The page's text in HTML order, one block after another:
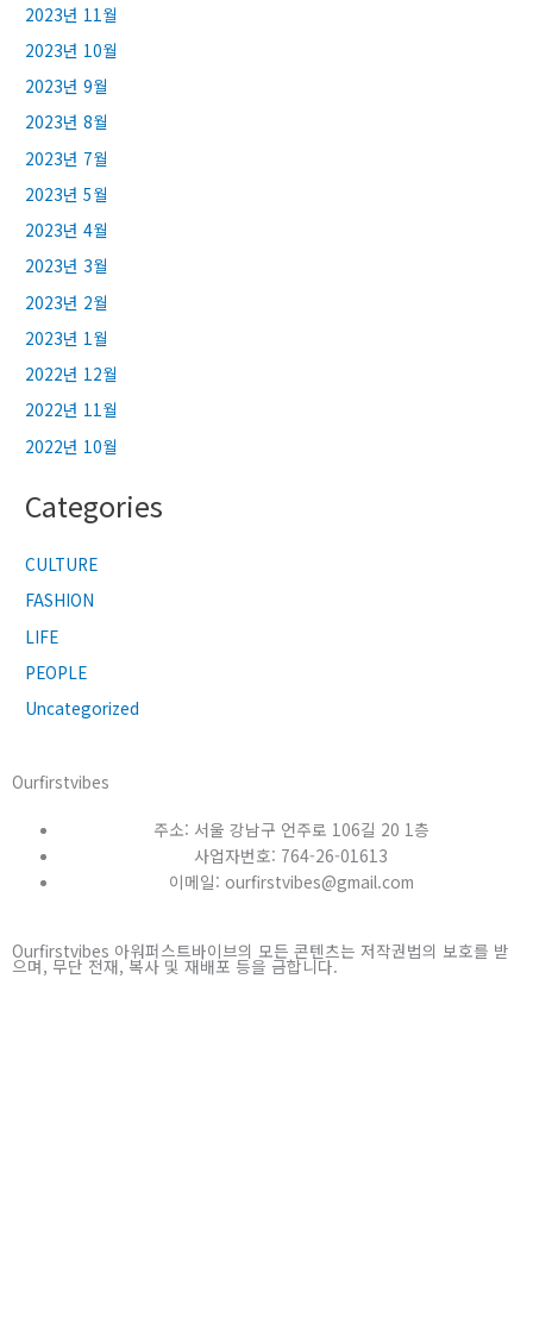
2023년 11월
2023년 10월
2023년 9월
2023년 8월
2023년 7월
2023년 5월
2023년 4월
2023년 3월
2023년 2월
2023년 1월
2022년 12월
2022년 11월
2022년 10월
Categories
CULTURE
FASHION
LIFE
PEOPLE
Uncategorized
Ourfirstvibes
주소: 서울 강남구 언주로 106길 20 1층
사업자번호: 764-26-01613
이메일: ourfirstvibes@gmail.com
Ourfirstvibes 아워퍼스트바이브의 모든 콘텐츠는 저작권법의 보호를 받
으며, 무단 전재, 복사 및 재배포 등을 금합니다.